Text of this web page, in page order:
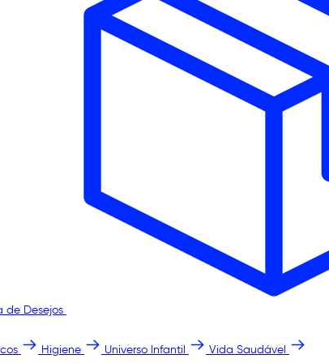
de Desejos
Higiene Universo Infantil Vida Saudável